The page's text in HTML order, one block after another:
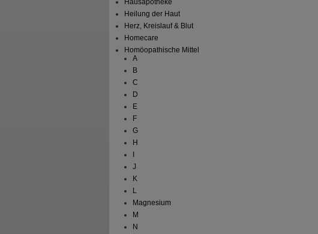
Hausapotheke
Heilung der Haut
Herz, Kreislauf & Blut
Homecare
Homöopathische Mittel
A
B
C
D
E
F
G
H
J
K
L
Magnesium
M
N